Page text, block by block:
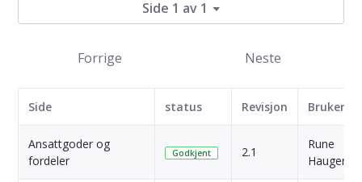
Side 1 av 1
Forrige Neste
Side status Revisjon Bruker
Ansattgoder og
fordeler
Godkjent 2.1
Rune
Haugen